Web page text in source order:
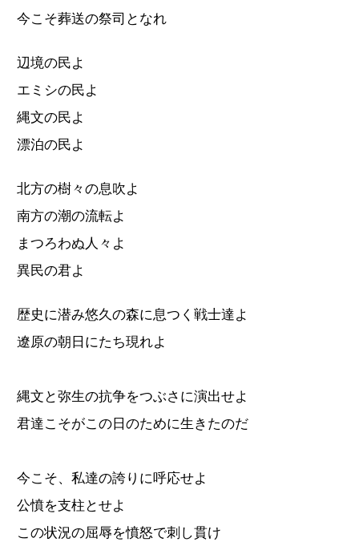
今こそ葬送の祭司となれ
辺境の民よ
エミシの民よ
縄文の民よ
漂泊の民よ
北方の樹々の息吹よ
南方の潮の流転よ
まつろわぬ人々よ
異民の君よ
歴史に潜み悠久の森に息つく戦士達よ
遼原の朝日にたち現れよ
縄文と弥生の抗争をつぶさに演出せよ
君達こそがこの日のために生きたのだ
今こそ、私達の誇りに呼応せよ
公憤を支柱とせよ
この状況の屈辱を憤怒で刺し貫け